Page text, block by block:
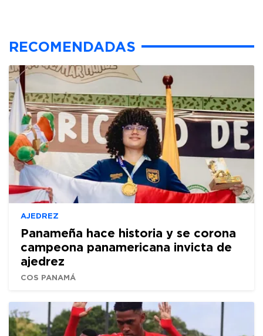
RECOMENDADAS
AJEDREZ
Panameña hace historia y se corona
campeona panamericana invicta de
ajedrez
COS PANAMÁ